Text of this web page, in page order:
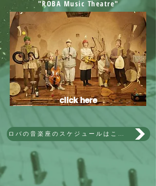
"ROBA Music Theatre"
click here
ロバの音楽座のスケジュールはこちらへ